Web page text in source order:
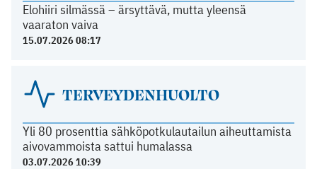
Elohiiri silmässä – ärsyttävä, mutta yleensä
vaaraton vaiva
15.07.2026 08:17
TERVEYDENHUOLTO
Yli 80 prosenttia sähköpotkulautailun aiheuttamista
aivovammoista sattui humalassa
03.07.2026 10:39